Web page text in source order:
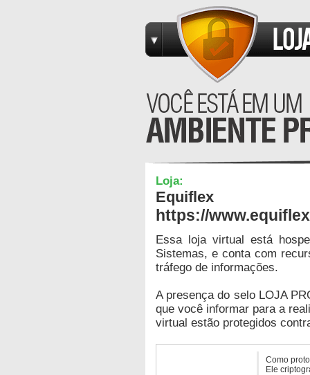
Loja:
Equiflex
https://
Essa loja virtual está
Sistemas, e conta com
tráfego de informações.
A presença do selo LOJA
que você informar para a
virtual estão protegidos
Como
Ele